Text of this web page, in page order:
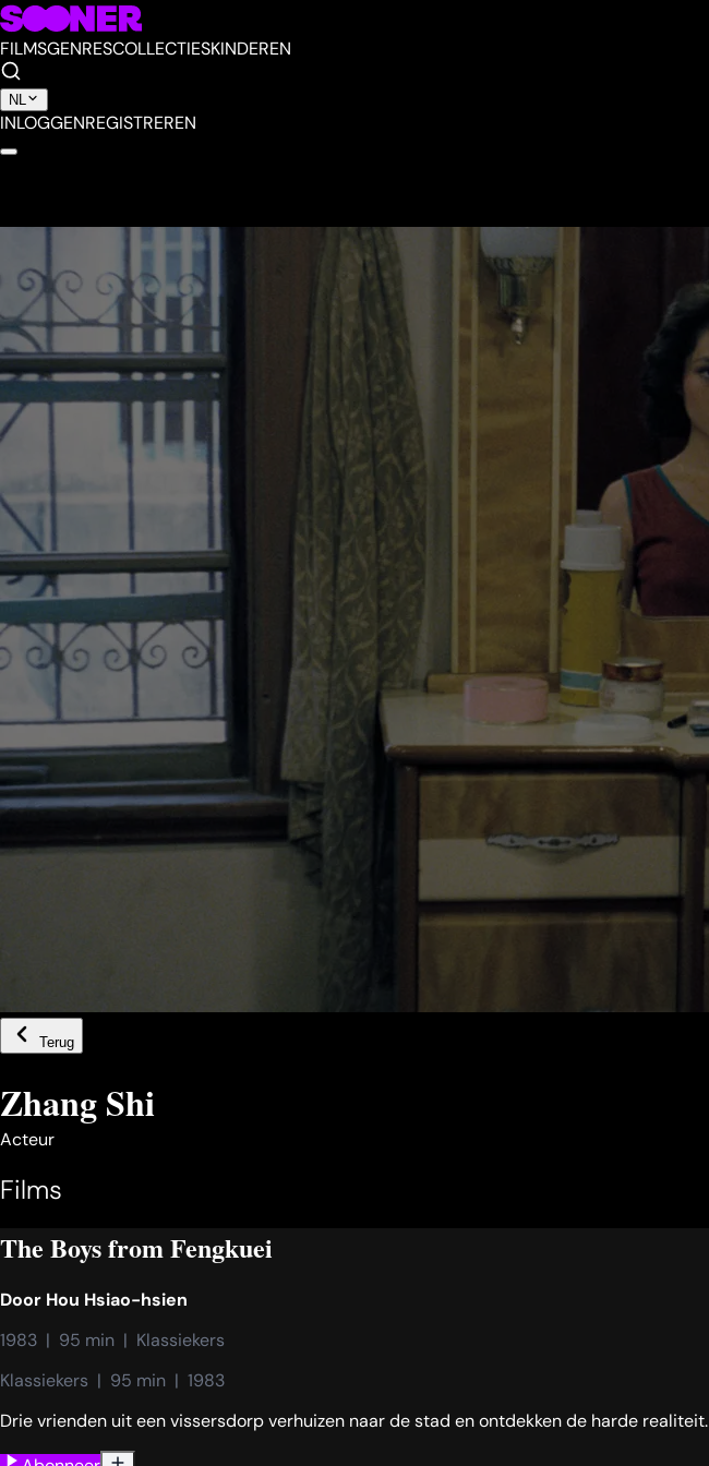
FILMSGENRESCOLLECTIESKINDEREN
NL
INLOGGENREGISTREREN
Terug
Zhang Shi
Acteur
Films
The Boys from Fengkuei
Door Hou Hsiao-hsien
1983  |  95 min  |  Klassiekers
Klassiekers  |  95 min  |  1983
Drie vrienden uit een vissersdorp verhuizen naar de stad en ontdekken de harde realiteit.